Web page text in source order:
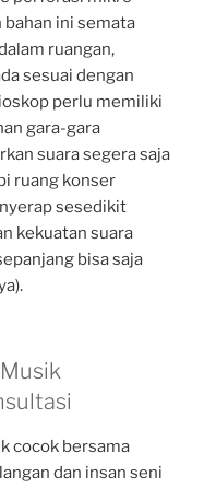
ini semata
ruangan,
sesuai dengan
perlu memiliki
gara-gara
suara segera saja
ruang konser
sesedikit
kekuatan suara
bisa saja
cocok bersama
dan insan seni